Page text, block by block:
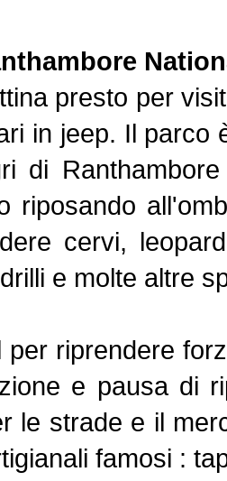
presto per
in jeep. Il parco
di
riposando
cervi,
e molte altre
per riprendere
e pausa di
le strade e il
famosi :